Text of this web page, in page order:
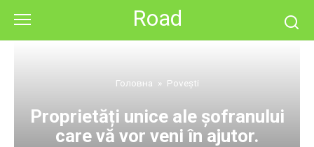
content
Road
Головна » Povești
Proprietăți unice ale șofranului
care vă vor veni în ajutor.